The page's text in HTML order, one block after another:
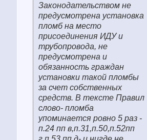
Законодательством не
предусмотрена установка
пломб на место
присоединения ИДУ и
трубопровода, не
предусмотрена и
обязанность граждан
установки такой пломбы
за счет собственных
средств. В тексте Правил
слово- пломба
упоминается ровно 5 раз -
п.24 пп в,п.31,п.50,п.52пп